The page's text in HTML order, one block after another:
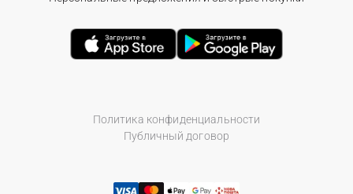
Политика конфиденциальности
Публичный договор